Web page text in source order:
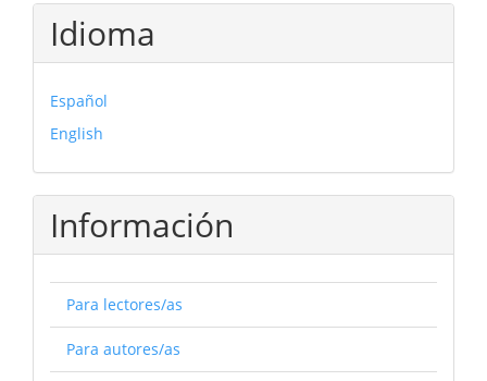
Idioma
Español
English
Información
Para lectores/as
Para autores/as